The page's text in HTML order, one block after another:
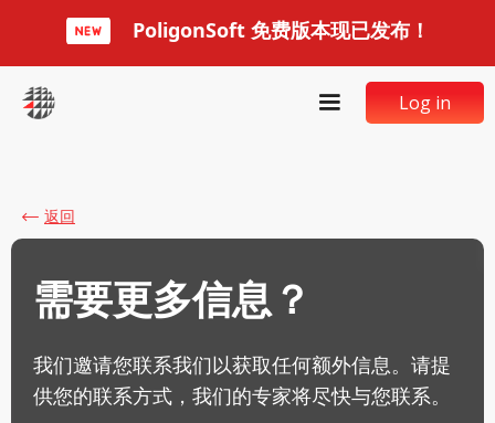
PoligonSoft 免费版本现已发布！
Log in
返回
需要更多信息？
我们邀请您联系我们以获取任何额外信息。请提
供您的联系方式，我们的专家将尽快与您联系。